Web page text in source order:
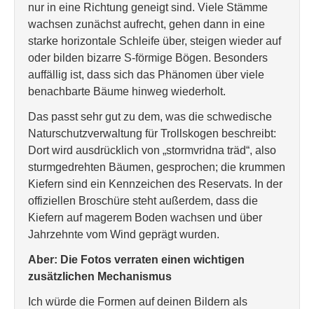
nur in eine Richtung geneigt sind. Viele Stämme
wachsen zunächst aufrecht, gehen dann in eine
starke horizontale Schleife über, steigen wieder auf
oder bilden bizarre S-förmige Bögen. Besonders
auffällig ist, dass sich das Phänomen über viele
benachbarte Bäume hinweg wiederholt.
Das passt sehr gut zu dem, was die schwedische
Naturschutzverwaltung für Trollskogen beschreibt:
Dort wird ausdrücklich von „stormvridna träd“, also
sturmgedrehten Bäumen, gesprochen; die krummen
Kiefern sind ein Kennzeichen des Reservats. In der
offiziellen Broschüre steht außerdem, dass die
Kiefern auf magerem Boden wachsen und über
Jahrzehnte vom Wind geprägt wurden.
Aber: Die Fotos verraten einen wichtigen
zusätzlichen Mechanismus
Ich würde die Formen auf deinen Bildern als